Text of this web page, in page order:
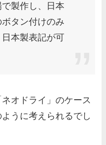
製作し、日本
タン付けのみ
本製表記が可
オドライ」のケース
うに考えられるでし